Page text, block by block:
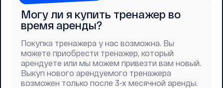
Могу ли я купить тренажер во
время аренды?
Покупка тренажера у нас возможна. Вы
можете приобрести тренажер, который
арендуете или мы можем привезти вам новый.
Выкуп нового арендуемого тренажера
возможен только после 3-х месячной аренды.